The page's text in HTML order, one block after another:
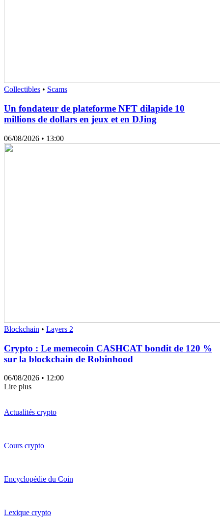
Collectibles • Scams
Un fondateur de plateforme NFT dilapide 10
millions de dollars en jeux et en DJing
06/08/2026 • 13:00
Blockchain • Layers 2
Crypto : Le memecoin CASHCAT bondit de 120 %
sur la blockchain de Robinhood
06/08/2026 • 12:00
Lire plus
Actualités crypto
Cours crypto
Encyclopédie du Coin
Lexique crypto